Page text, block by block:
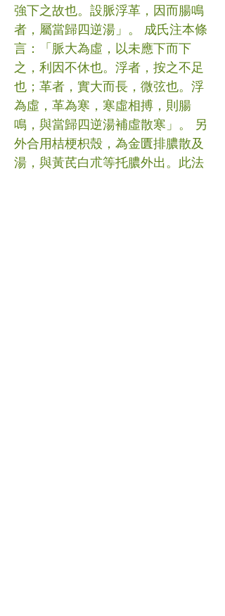
強下之故也。設脈浮革，因而腸鳴
者，屬當歸四逆湯」。 成氏注本條
言：「脈大為虛，以未應下而下
之，利因不休也。浮者，按之不足
也；革者，實大而長，微弦也。浮
為虛，革為寒，寒虛相搏，則腸
鳴，與當歸四逆湯補虛散寒」。 另
外合用桔梗枳殼，為金匱排膿散及
湯，與黃芪白朮等托膿外出。此法